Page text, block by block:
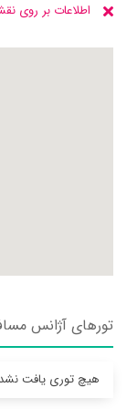
اطلاعات بر روی
تورهای آژانس
هیچ توری یافت نشد